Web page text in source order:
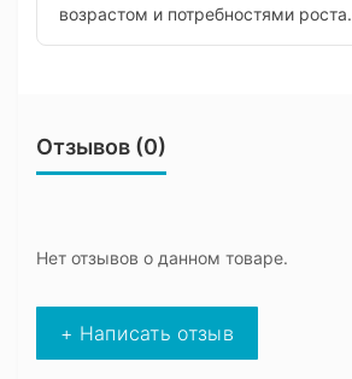
возрастом и потребностями роста.
Отзывов (0)
Нет отзывов о данном товаре.
+ Написать отзыв